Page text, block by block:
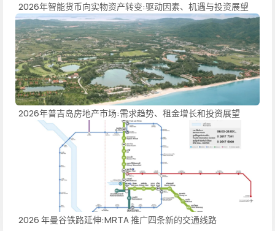
2026年智能货币向实物资产转变:驱动因素、机遇与投资展望
2026年普吉岛房地产市场:需求趋势、租金增长和投资展望
2026 年曼谷铁路延伸:MRTA 推广四条新的交通线路